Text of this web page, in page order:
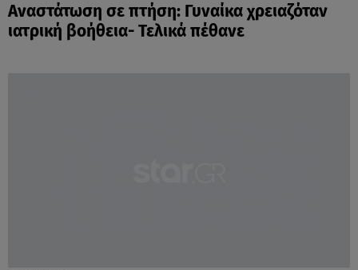
Αναστάτωση σε πτήση: Γυναίκα χρειαζόταν
ιατρική βοήθεια- Τελικά πέθανε